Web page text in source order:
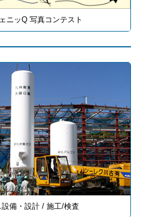
ニッQ 写真コンテスト
設備・設計 / 施工/検査